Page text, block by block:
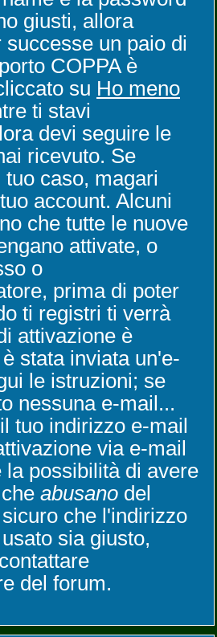
giusti, allora
un paio di
COPPA è
su Ho meno
ti stavi
devi seguire le
ricevuto. Se
caso, magari
account. Alcuni
che tutte le nuove
attivate, o
o
prima di poter
ti registri ti verrà
attivazione è
stata inviata un'e-
le istruzioni; se
nessuna e-mail...
tuo indirizzo e-mail
via e-mail
possibilità di avere
abusano del
che l'indirizzo
sia giusto,
del forum.